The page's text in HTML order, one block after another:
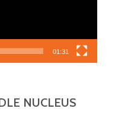
01:31
NUCLEUS